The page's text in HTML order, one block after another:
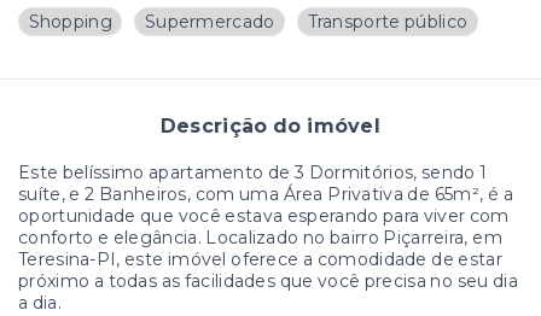
Shopping
Supermercado Transporte público
Descrição do imóvel
Este belíssimo apartamento de 3 Dormitórios, sendo 1
suíte, e 2 Banheiros, com uma Área Privativa de 65m², é a
oportunidade que você estava esperando para viver com
conforto e elegância. Localizado no bairro Piçarreira, em
Teresina-PI, este imóvel oferece a comodidade de estar
próximo a todas as facilidades que você precisa no seu dia
a dia.